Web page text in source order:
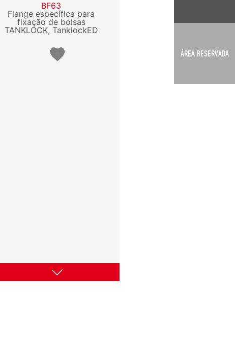
ÁREA RESERVADA
BF63
Flange específica para
fixação de bolsas
TANKLOCK, TanklockED